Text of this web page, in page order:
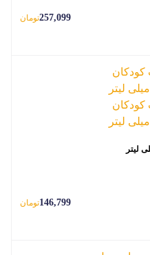
257,099تومان
146,799تومان